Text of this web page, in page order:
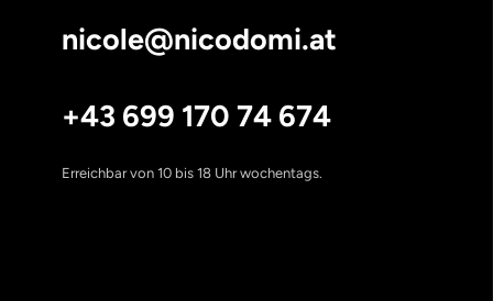
nicole@nicodomi.at
+43 699 170 74 674
Erreichbar von 10 bis 18 Uhr wochentags.